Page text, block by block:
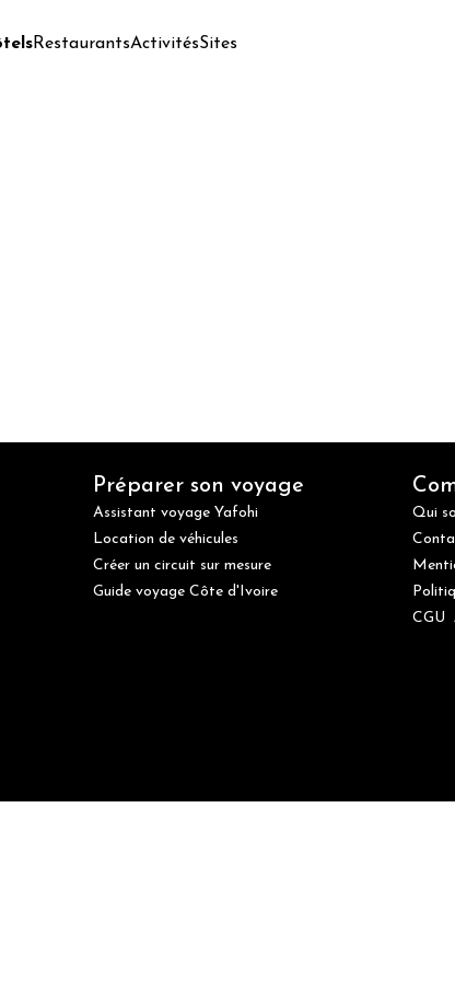
RestaurantsActivitésSites
Préparer son voyage
Assistant voyage Yafohi
Location de véhicules
Créer un circuit sur mesure
Guide voyage Côte d'Ivoire
Qui
CGU